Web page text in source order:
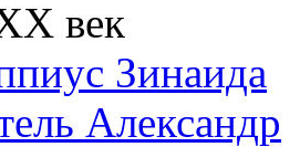
век
Зинаида
Александр